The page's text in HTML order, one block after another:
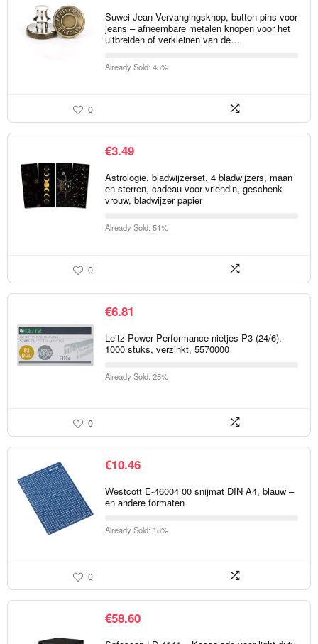
Suwei Jean Vervangingsknop, button pins voor
jeans – afneembare metalen knopen voor het
uitbreiden of verkleinen van de…
Already Sold: 45%
0
€3.49
Astrologie, bladwijzerset, 4 bladwijzers, maan
en sterren, cadeau voor vriendin, geschenk
vrouw, bladwijzer papier
Already Sold: 51%
0
€6.81
Leitz Power Performance nietjes P3 (24/6),
1000 stuks, verzinkt, 5570000
Already Sold: 25%
0
€10.46
Westcott E-46004 00 snijmat DIN A4, blauw –
en andere formaten
Already Sold: 18%
0
€58.60